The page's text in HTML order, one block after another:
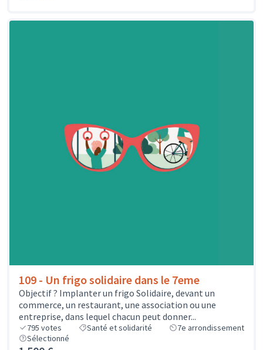
109 - Un frigo solidaire dans le 7eme
Objectif ? Implanter un frigo Solidaire, devant un
commerce, un restaurant, une association ou une
entreprise, dans lequel chacun peut donner...
795 votes Santé et solidarité
7e arrondissement
Sélectionné